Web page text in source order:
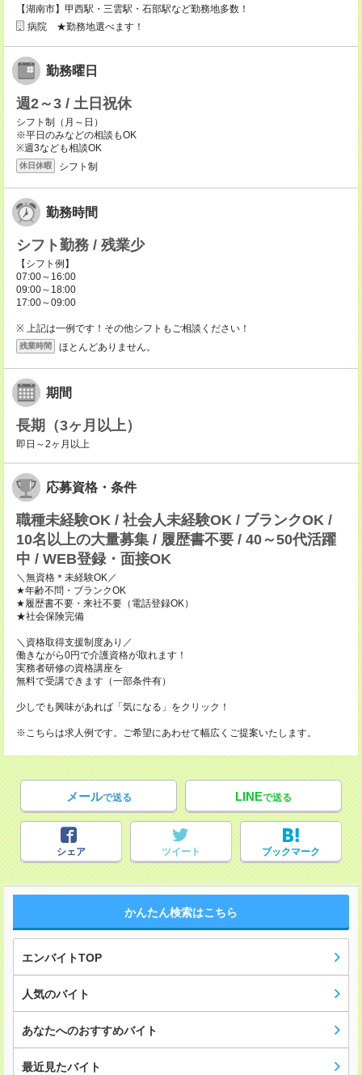
【湖南市】甲西駅・三雲駅・石部駅など勤務地多数！
病院 ★勤務地選べます！
勤務曜日
週2～3 / 土日祝休
シフト制（月～日）
※平日のみなどの相談もOK
※週3なども相談OK
休日休暇 シフト制
勤務時間
シフト勤務 / 残業少
【シフト例】
07:00～16:00
09:00～18:00
17:00～09:00
※ 上記は一例です！その他シフトもご相談ください！
残業時間 ほとんどありません。
期間
長期（3ヶ月以上）
即日～2ヶ月以上
応募資格・条件
職種未経験OK / 社会人未経験OK / ブランクOK /
10名以上の大量募集 / 履歴書不要 / 40～50代活躍
中 / WEB登録・面接OK
＼無資格＊未経験OK／
★年齢不問・ブランクOK
★履歴書不要・来社不要（電話登録OK）
★社会保険完備
＼資格取得支援制度あり／
働きながら0円で介護資格が取れます！
実務者研修の資格講座を
無料で受講できます（一部条件有）
少しでも興味があれば「気になる」をクリック！
※こちらは求人例です。ご希望にあわせて幅広くご提案いたします。
メールで送る LINEで送る
シェア ツイート ブックマーク
かんたん検索はこちら
エンバイトTOP
人気のバイト
あなたへのおすすめバイト
最近見たバイト